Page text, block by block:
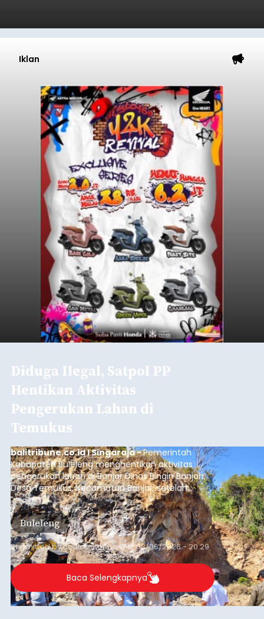
Iklan
Diduga Ilegal, Satpol PP
Hentikan Aktivitas
Pengerukan Lahan di
Temukus
balitribune.co.id I Singaraja -Pemerintah
Kabupaten Buleleng menghentikan aktivitas
pengerukan lahan di Banjar Dinas Bingin Banjah,
Desa Temukus, Kecamatan Banjar, setelah
ditemukan indikasi kegiatan pengambilan
material yang tidak sesuai dengan peruntukan
kawasan.
Buleleng
Submitted bycontributoronThu, 08/06/2026 - 20:29
Baca Selengkapnya